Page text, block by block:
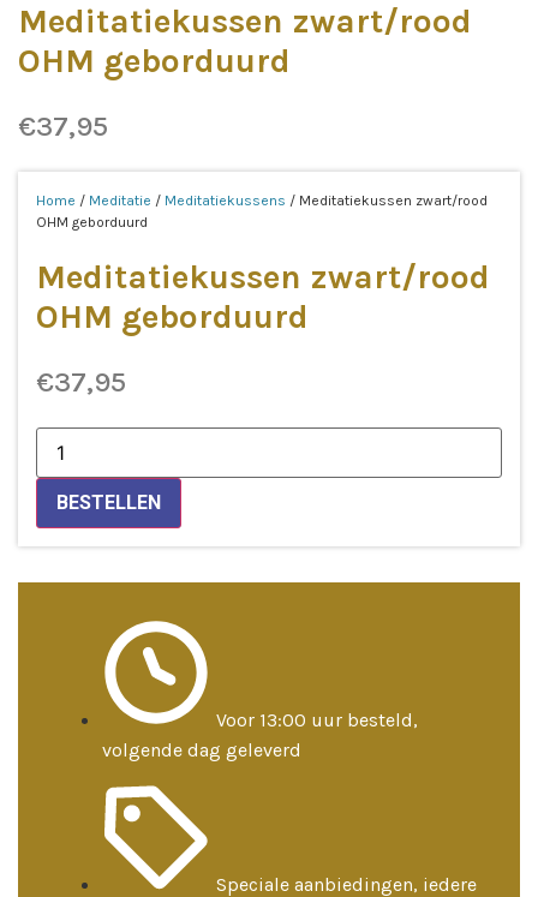
Meditatiekussen zwart/rood
OHM geborduurd
€37,95
Home / Meditatie / Meditatiekussens / Meditatiekussen zwart/rood
OHM geborduurd
Meditatiekussen zwart/rood
OHM geborduurd
€37,95
Meditatiekussen
zwart/rood
OHM
geborduurd
aantal
BESTELLEN
Voor 13:00 uur besteld,
volgende dag geleverd
Speciale aanbiedingen, iedere